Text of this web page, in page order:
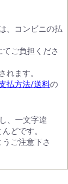
、コンビニの払
ご負担くださ
れます。
払方法/送料の
、一文字違
どです。
ご注意下さ